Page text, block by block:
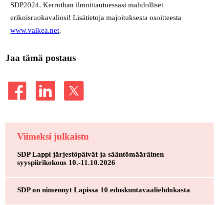
SDP2024. Kerrothan ilmoittautuessasi mahdolliset
erikoisruokavaliosi! Lisätietoja majoituksesta osoitteesta
www.valkea.net.
Jaa tämä postaus
Viimeksi julkaistu
SDP Lappi järjestöpäivät ja sääntömääräinen
syyspiirikokous 10.-11.10.2026
SDP on nimennyt Lapissa 10 eduskuntavaaliehdokasta